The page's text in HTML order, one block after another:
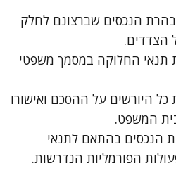
הנכסים שברצונם לחלק
הצדדים.
תנאי החלוקה במסמך משפטי
היורשים על ההסכם ואישורו
המשפט.
הנכסים בהתאם לתנאי
הפורמליות הנדרשות.